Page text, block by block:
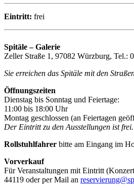
Eintritt: frei
Spitäle – Galerie
Zeller Straße 1, 97082 Würzburg, Tel.:
Sie erreichen das Spitäle mit den
Öffnungszeiten
Dienstag bis Sonntag und Feiertage:
11:00 bis 18:00 Uhr
Montag geschlossen (an Feiertagen
Der Eintritt zu den Ausstellungen ist frei.
Rollstuhlfahrer bitte am Eingang im
Vorverkauf
Für Veranstaltungen mit Eintritt
44119 oder per Mail an